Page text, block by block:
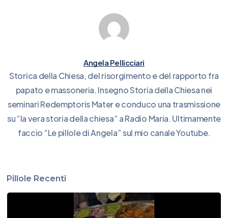
Angela Pellicciari
Storica della Chiesa, del risorgimento e del rapporto fra
papato e massoneria. Insegno Storia della Chiesa nei
seminari Redemptoris Mater e conduco una trasmissione
su “la vera storia della chiesa” a Radio Maria. Ultimamente
faccio “Le pillole di Angela” sul mio canale Youtube.
Pillole Recenti